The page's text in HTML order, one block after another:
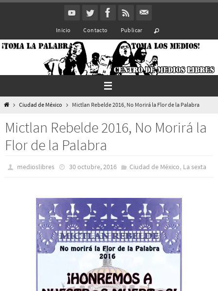
Inicio Contacto Publicar
InicioCiudad de México Mictlan Rebelde 2016, No Morirá la Flor de la Palabra
Mictlan Rebelde 2016, No Morirá la
Flor de la Palabra
medioslibres 30 octubre, 2016 Ciudad de México, La sexta